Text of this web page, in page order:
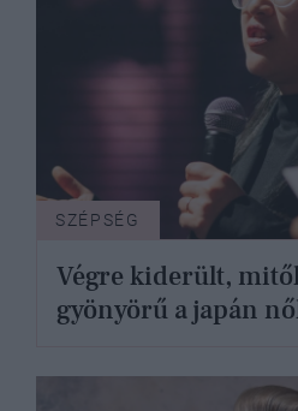
SZÉPSÉG
Végre kiderült,
gyönyörű a japán